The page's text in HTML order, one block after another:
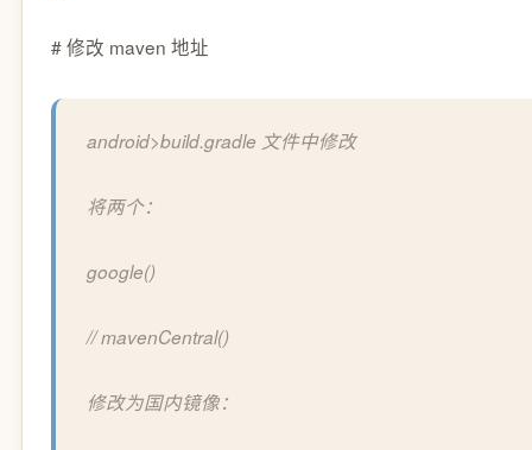
# 修改 maven 地址
android>build.gradle 文件中修改
将两个：
google()
// mavenCentral()
修改为国内镜像：